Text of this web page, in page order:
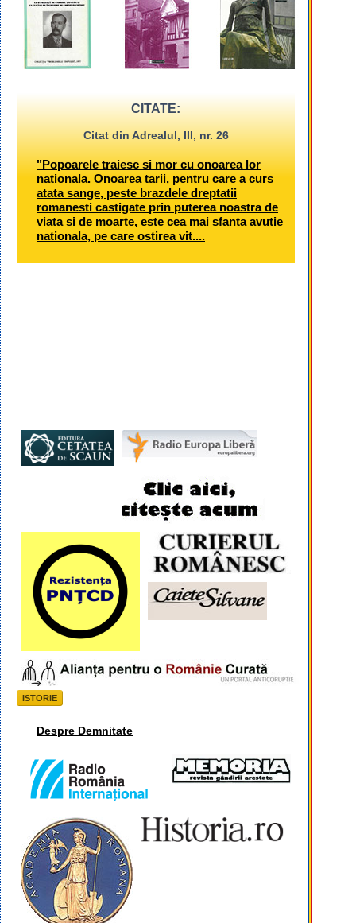
CITATE:
Citat din Adrealul, III, nr. 26
"Popoarele traiesc si mor cu onoarea lor
nationala. Onoarea tarii, pentru care a curs
atata sange, peste brazdele dreptatii
romanesti castigate prin puterea noastra de
viata si de moarte, este cea mai sfanta avutie
nationala, pe care ostirea vit....
ISTORIE
Despre Demnitate